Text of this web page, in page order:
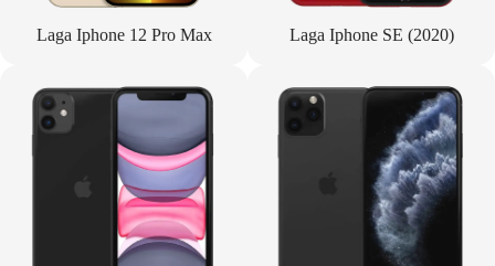
Laga Iphone 12 Pro Max Laga Iphone SE (2020)